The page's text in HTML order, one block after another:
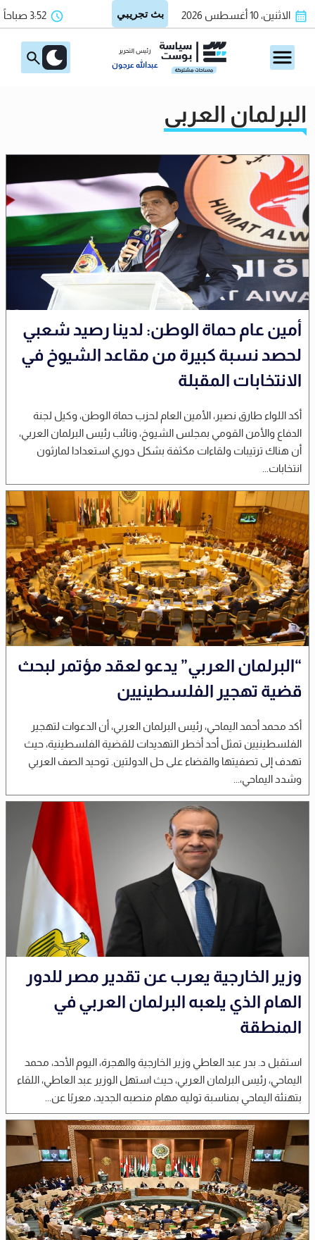
الاثنين، 10 أغسطس 2026 3:52 صباحاً
رئيس التحرير
عبدالله عرجون
البرلمان العربي
أمين عام حماة الوطن: لدينا رصيد شعبي
لحصد نسبة كبيرة من مقاعد الشيوخ في
الانتخابات المقبلة
أكد اللواء طارق نصير، الأمين العام لحزب حماة الوطن، وكيل لجنة
الدفاع والأمن القومي بمجلس الشيوخ، ونائب رئيس البرلمان العربي،
أن هناك ترتيبات ولقاءات مكثفة بشكل دوري استعدادا لمارثون
انتخابات...
“البرلمان العربي” يدعو لعقد مؤتمر لبحث
قضية تهجير الفلسطينيين
أكد محمد أحمد اليماحي، رئيس البرلمان العربي، أن الدعوات لتهجير
الفلسطينيين تمثل أحد أخطر التهديدات للقضية الفلسطينية، حيث
تهدف إلى تصفيتها والقضاء على حل الدولتين. توحيد الصف العربي
وشدد اليماحي،...
وزير الخارجية يعرب عن تقدير مصر للدور
الهام الذي يلعبه البرلمان العربي في
المنطقة
استقبل د. بدر عبد العاطي وزير الخارجية والهجرة، اليوم الأحد، محمد
اليماحي، رئيس البرلمان العربي، حيث استهل الوزير عبد العاطي، اللقاء
بتهنئة اليماحي بمناسبة توليه مهام منصبه الجديد، معربًا عن...